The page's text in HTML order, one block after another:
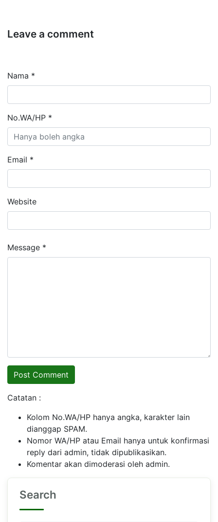
Leave a comment
Nama *
No.WA/HP *
Email *
Website
Message *
Catatan :
Kolom No.WA/HP hanya angka, karakter lain
dianggap SPAM.
Nomor WA/HP atau Email hanya untuk konfirmasi
reply dari admin, tidak dipublikasikan.
Komentar akan dimoderasi oleh admin.
Search